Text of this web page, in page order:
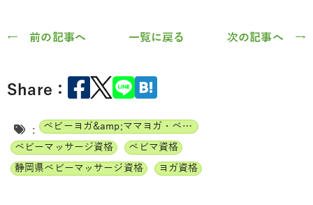
← 前の記事へ 一覧に戻る 次の記事へ →
Share：
:
ベビーヨガ&amp;ママヨガ・ベビーチャクラマッサージ通信講座
ベビーマッサージ資格
ベビマ資格
静岡県ベビーマッサージ資格
ヨガ資格